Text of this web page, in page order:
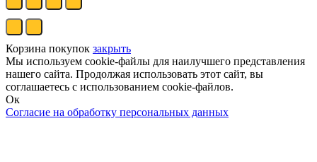
Корзина покупок закрыть
Мы используем cookie-файлы для наилучшего представления
нашего сайта. Продолжая использовать этот сайт, вы
соглашаетесь с использованием cookie-файлов.
Ок
Согласие на обработку персональных данных